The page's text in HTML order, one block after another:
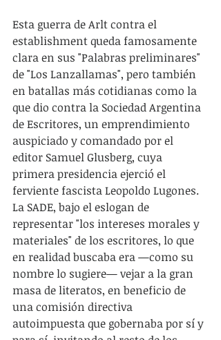
Esta guerra de Arlt contra el
establishment queda famosamente
clara en sus "Palabras preliminares"
de "Los Lanzallamas", pero también
en batallas más cotidianas como la
que dio contra la Sociedad Argentina
de Escritores, un emprendimiento
auspiciado y comandado por el
editor Samuel Glusberg, cuya
primera presidencia ejerció el
ferviente fascista Leopoldo Lugones.
La SADE, bajo el eslogan de
representar "los intereses morales y
materiales" de los escritores, lo que
en realidad buscaba era —como su
nombre lo sugiere— vejar a la gran
masa de literatos, en beneficio de
una comisión directiva
autoimpuesta que gobernaba por sí y